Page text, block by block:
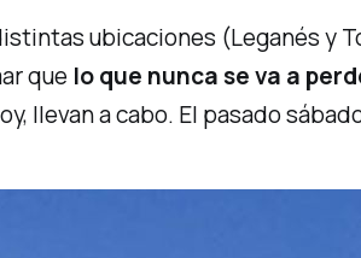
ubicaciones (Leganés y
que lo que nunca se va a
llevan a cabo. El pasado